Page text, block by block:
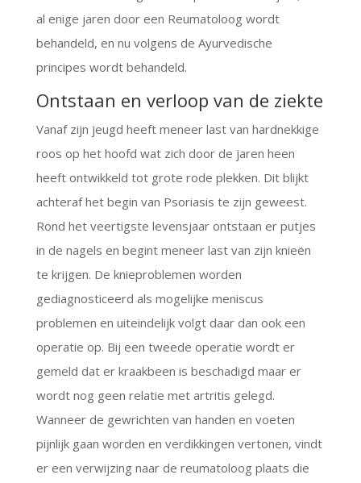
al enige jaren door een Reumatoloog wordt
behandeld, en nu volgens de Ayurvedische
principes wordt behandeld.
Ontstaan en verloop van de ziekte
Vanaf zijn jeugd heeft meneer last van hardnekkige
roos op het hoofd wat zich door de jaren heen
heeft ontwikkeld tot grote rode plekken. Dit blijkt
achteraf het begin van Psoriasis te zijn geweest.
Rond het veertigste levensjaar ontstaan er putjes
in de nagels en begint meneer last van zijn knieën
te krijgen. De knieproblemen worden
gediagnosticeerd als mogelijke meniscus
problemen en uiteindelijk volgt daar dan ook een
operatie op. Bij een tweede operatie wordt er
gemeld dat er kraakbeen is beschadigd maar er
wordt nog geen relatie met artritis gelegd.
Wanneer de gewrichten van handen en voeten
pijnlijk gaan worden en verdikkingen vertonen, vindt
er een verwijzing naar de reumatoloog plaats die